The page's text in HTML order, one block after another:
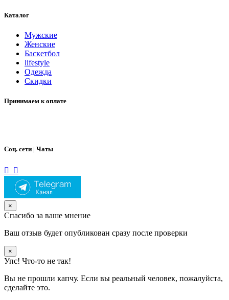
Каталог
Мужские
Женские
Баскетбол
lifestyle
Одежда
Скидки
Принимаем к оплате
Соц. сети | Чаты
×
Спасибо за ваше мнение
Ваш отзыв будет опубликован сразу после проверки
×
Упс! Что-то не так!
Вы не прошли капчу. Если вы реальный человек, пожалуйста,
сделайте это.